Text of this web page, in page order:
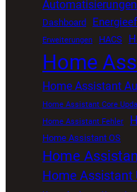
Automatisierungen
Dashboard
Erweiterungen HACS
Home
Home Assistant
Home Assistant Core
Home Assistant Fehler
Home Assistant OS
Home
Home Assistant